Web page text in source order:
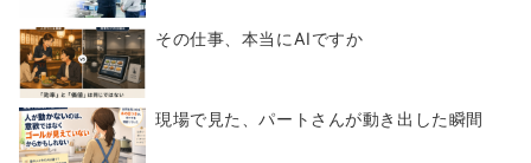
その仕事、本当にAIですか
現場で見た、パートさんが動き出した瞬間